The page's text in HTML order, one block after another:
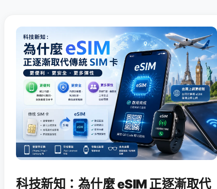
科技新知：為什麼 eSIM 正逐漸取代